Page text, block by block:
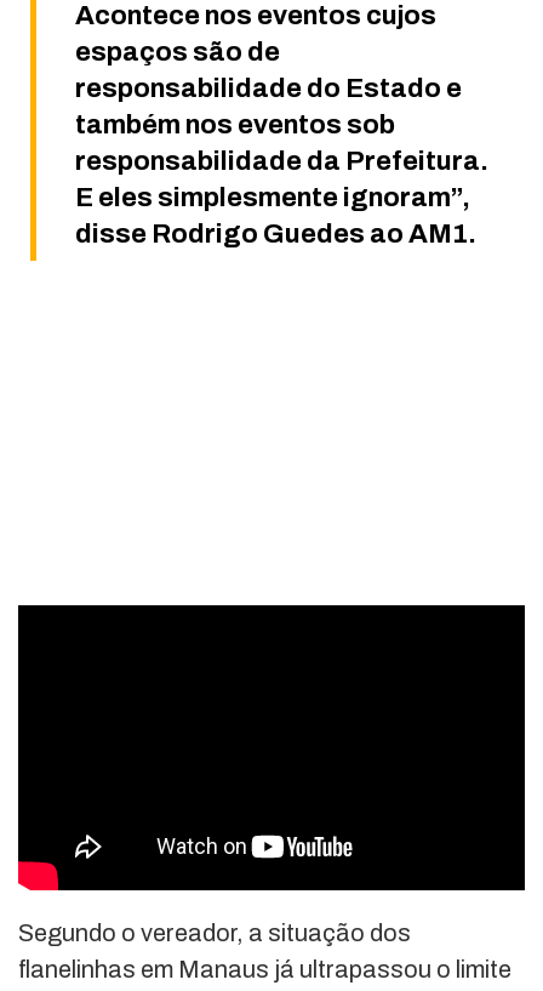
Acontece nos eventos cujos
espaços são de
responsabilidade do Estado e
também nos eventos sob
responsabilidade da Prefeitura.
E eles simplesmente ignoram”,
disse Rodrigo Guedes ao AM1.
Segundo o vereador, a situação dos
flanelinhas em Manaus já ultrapassou o limite